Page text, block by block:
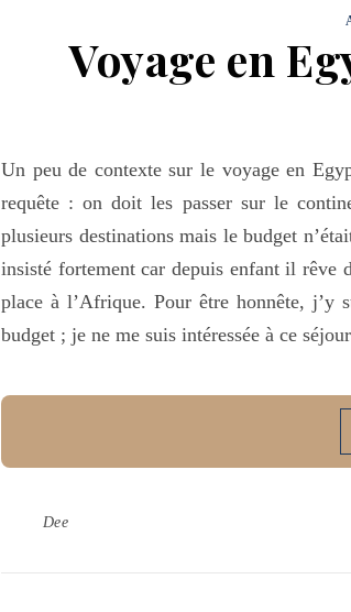
Voyage en
Un peu de contexte sur le voyage en
requête : on doit les passer sur le
plusieurs destinations mais le budget
insisté fortement car depuis enfant il
place à l’Afrique. Pour être honnête, j’y
budget ; je ne me suis intéressée à ce
Dee